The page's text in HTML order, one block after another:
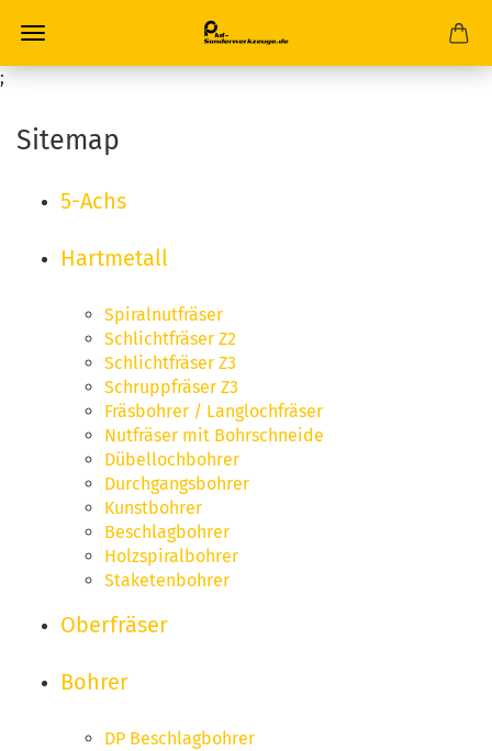
;
Sitemap
5-Achs
Hartmetall
Spiralnutfräser
Schlichtfräser Z2
Schlichtfräser Z3
Schruppfräser Z3
Fräsbohrer / Langlochfräser
Nutfräser mit Bohrschneide
Dübellochbohrer
Durchgangsbohrer
Kunstbohrer
Beschlagbohrer
Holzspiralbohrer
Staketenbohrer
Oberfräser
Bohrer
DP Beschlagbohrer